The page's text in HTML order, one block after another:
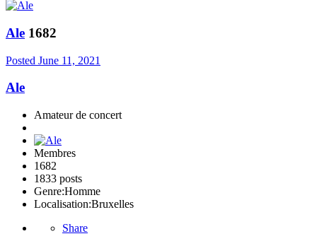
Ale 1682
Posted June 11, 2021
Ale
Amateur de concert
Membres
1682
1833 posts
Genre:Homme
Localisation:Bruxelles
Share